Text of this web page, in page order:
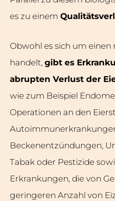
es zu einem
Obwohl es sich um einen
handelt, gibt es
abrupten Verlust der
wie zum Beispiel
Operationen an den
Beckenentzündungen,
Tabak oder Pestizide
Erkrankungen, die von
geringeren Anzahl von